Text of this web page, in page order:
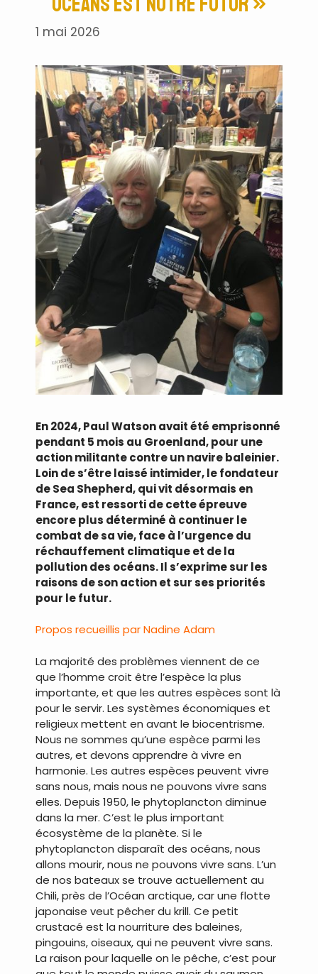
1 mai 2026
En 2024, Paul Watson avait été emprisonné
pendant 5 mois au Groenland, pour une
action militante contre un navire baleinier.
Loin de s’être laissé intimider, le fondateur
de Sea Shepherd, qui vit désormais en
France, est ressorti de cette épreuve
encore plus déterminé à continuer le
combat de sa vie, face à l’urgence du
réchauffement climatique et de la
pollution des océans. Il s’exprime sur les
raisons de son action et sur ses priorités
pour le futur.
Propos recueillis par Nadine Adam
La majorité des problèmes viennent de ce
que l’homme croit être l’espèce la plus
importante, et que les autres espèces sont là
pour le servir. Les systèmes économiques et
religieux mettent en avant le biocentrisme.
Nous ne sommes qu’une espèce parmi les
autres, et devons apprendre à vivre en
harmonie. Les autres espèces peuvent vivre
sans nous, mais nous ne pouvons vivre sans
elles. Depuis 1950, le phytoplancton diminue
dans la mer. C’est le plus important
écosystème de la planète. Si le
phytoplancton disparaît des océans, nous
allons mourir, nous ne pouvons vivre sans. L’un
de nos bateaux se trouve actuellement au
Chili, près de l’Océan arctique, car une flotte
japonaise veut pêcher du krill. Ce petit
crustacé est la nourriture des baleines,
pingouins, oiseaux, qui ne peuvent vivre sans.
La raison pour laquelle on le pêche, c’est pour